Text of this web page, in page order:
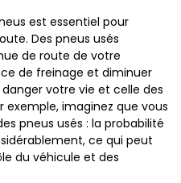
est essentiel pour
Des pneus usés
de route de votre
de freinage et diminuer
votre vie et celle des
exemple, imaginez que vous
pneus usés : la probabilité
ce qui peut
du véhicule et des